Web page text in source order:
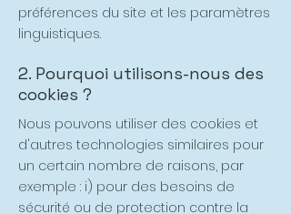
préférences du site et les paramètres
linguistiques.
2. Pourquoi utilisons-nous des
cookies ?
Nous pouvons utiliser des cookies et
d'autres technologies similaires pour
un certain nombre de raisons, par
exemple : i) pour des besoins de
sécurité ou de protection contre la